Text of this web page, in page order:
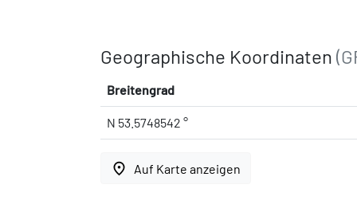
Geographische Koordinaten
Breitengrad
N 53.5748542 °
place Auf Karte anzeigen